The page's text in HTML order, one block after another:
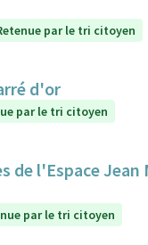
par le tri citoyen
d'or
par le tri citoyen
l'Espace
par le tri citoyen